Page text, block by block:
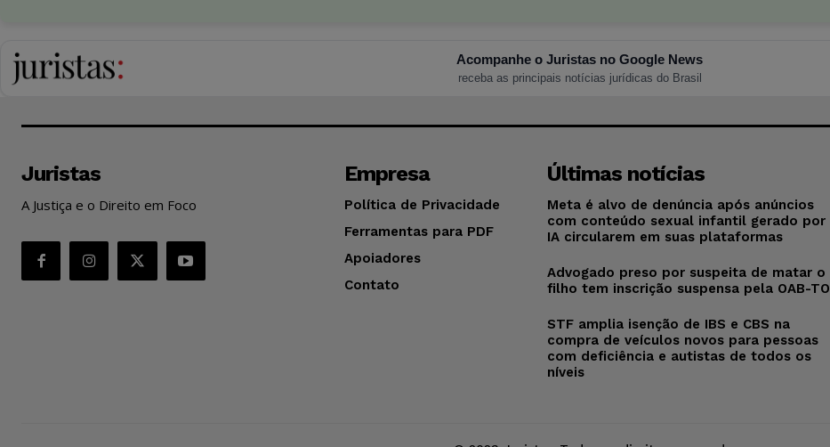
Acompanhe o Juristas no Google News
receba as principais notícias jurídicas do Brasil
Juristas
A Justiça e o Direito em Foco
Empresa
Política de Privacidade
Ferramentas para PDF
Apoiadores
Contato
Últimas notícias
Meta é alvo de denúncia após anúncios
com conteúdo sexual infantil gerado por
IA circularem em suas plataformas
Advogado preso por suspeita de matar o
filho tem inscrição suspensa pela OAB-TO
STF amplia isenção de IBS e CBS na
compra de veículos novos para pessoas
com deficiência e autistas de todos os
níveis